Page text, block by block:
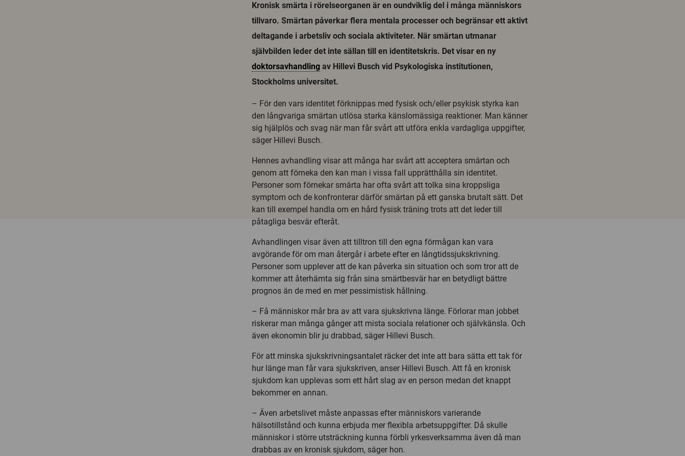
Kronisk smärta i rörelseorganen är en oundviklig del i många människors
tillvaro. Smärtan påverkar flera mentala processer och begränsar ett aktivt
deltagande i arbetsliv och sociala aktiviteter. När smärtan utmanar
självbilden leder det inte sällan till en identitetskris. Det visar en ny
doktorsavhandling av Hillevi Busch vid Psykologiska institutionen,
Stockholms universitet.
– För den vars identitet förknippas med fysisk och/eller psykisk styrka kan
den långvariga smärtan utlösa starka känslomässiga reaktioner. Man känner
sig hjälplös och svag när man får svårt att utföra enkla vardagliga uppgifter,
säger Hillevi Busch.
Hennes avhandling visar att många har svårt att acceptera smärtan och
genom att förneka den kan man i vissa fall upprätthålla sin identitet.
Personer som förnekar smärta har ofta svårt att tolka sina kroppsliga
symptom och de konfronterar därför smärtan på ett ganska brutalt sätt. Det
kan till exempel handla om en hård fysisk träning trots att det leder till
påtagliga besvär efteråt.
Avhandlingen visar även att tilltron till den egna förmågan kan vara
avgörande för om man återgår i arbete efter en långtidssjukskrivning.
Personer som upplever att de kan påverka sin situation och som tror att de
kommer att återhämta sig från sina smärtbesvär har en betydligt bättre
prognos än de med en mer pessimistisk hållning.
– Få människor mår bra av att vara sjukskrivna länge. Förlorar man jobbet
riskerar man många gånger att mista sociala relationer och självkänsla. Och
även ekonomin blir ju drabbad, säger Hillevi Busch.
För att minska sjukskrivningsantalet räcker det inte att bara sätta ett tak för
hur länge man får vara sjukskriven, anser Hillevi Busch. Att få en kronisk
sjukdom kan upplevas som ett hårt slag av en person medan det knappt
bekommer en annan.
– Även arbetslivet måste anpassas efter människors varierande
hälsotillstånd och kunna erbjuda mer flexibla arbetsuppgifter. Då skulle
människor i större utsträckning kunna förbli yrkesverksamma även då man
drabbas av en kronisk sjukdom, säger hon.